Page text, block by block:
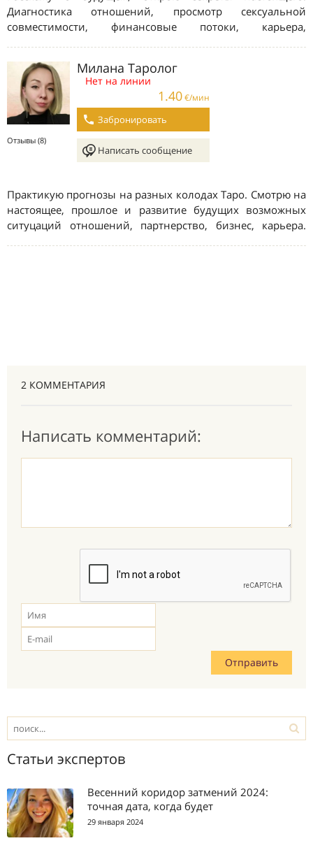
2 КОММЕНТАРИЯ
Написать комментарий:
Статьи экспертов
Весенний коридор затмений 2024:
точная дата, когда будет
29 января 2024